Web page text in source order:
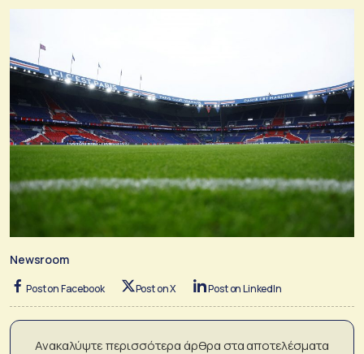
Newsroom
Post on Facebook Post on X Post on LinkedIn
Ανακαλύψτε περισσότερα άρθρα στα αποτελέσματα